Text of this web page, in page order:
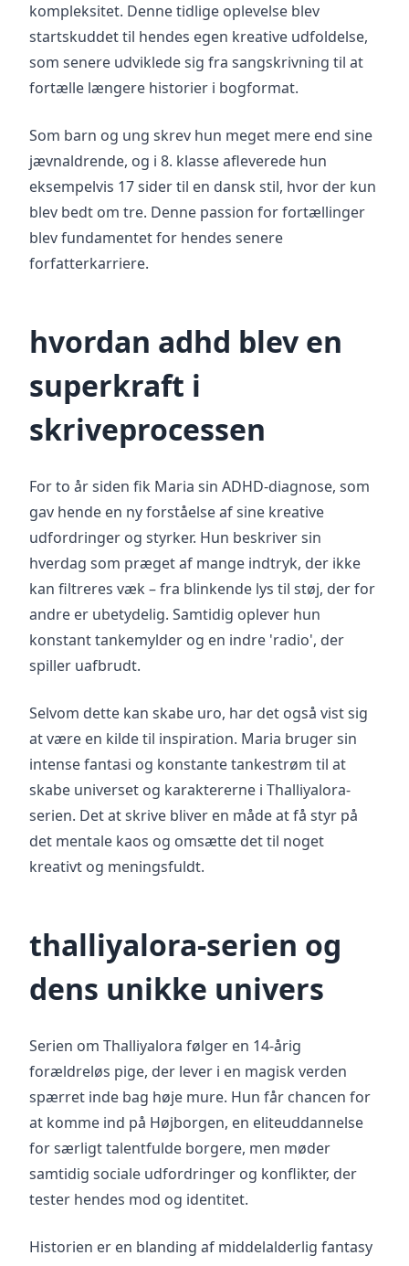
kompleksitet. Denne tidlige oplevelse blev
startskuddet til hendes egen kreative udfoldelse,
som senere udviklede sig fra sangskrivning til at
fortælle længere historier i bogformat.
Som barn og ung skrev hun meget mere end sine
jævnaldrende, og i 8. klasse afleverede hun
eksempelvis 17 sider til en dansk stil, hvor der kun
blev bedt om tre. Denne passion for fortællinger
blev fundamentet for hendes senere
forfatterkarriere.
hvordan adhd blev en
superkraft i
skriveprocessen
For to år siden fik Maria sin ADHD-diagnose, som
gav hende en ny forståelse af sine kreative
udfordringer og styrker. Hun beskriver sin
hverdag som præget af mange indtryk, der ikke
kan filtreres væk – fra blinkende lys til støj, der for
andre er ubetydelig. Samtidig oplever hun
konstant tankemylder og en indre 'radio', der
spiller uafbrudt.
Selvom dette kan skabe uro, har det også vist sig
at være en kilde til inspiration. Maria bruger sin
intense fantasi og konstante tankestrøm til at
skabe universet og karaktererne i Thalliyalora-
serien. Det at skrive bliver en måde at få styr på
det mentale kaos og omsætte det til noget
kreativt og meningsfuldt.
thalliyalora-serien og
dens unikke univers
Serien om Thalliyalora følger en 14-årig
forældreløs pige, der lever i en magisk verden
spærret inde bag høje mure. Hun får chancen for
at komme ind på Højborgen, en eliteuddannelse
for særligt talentfulde borgere, men møder
samtidig sociale udfordringer og konflikter, der
tester hendes mod og identitet.
Historien er en blanding af middelalderlig fantasy